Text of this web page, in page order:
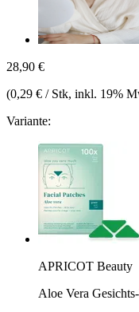
28,90 €
(0,29 € / Stk, inkl. 19%
Variante:
APRICOT Beauty
Aloe Vera